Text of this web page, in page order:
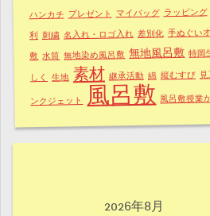
ハンカチ プレゼント マイバッグ ラッピング
利 刺繍 名入れ・ロゴ入れ 差別化 手ぬぐい
敷 水筒 無地染め風呂敷 無地風呂敷 特岡
しく 生地 素材 継承活動 綿 縦むすび
ンクジェット 風呂敷 風呂敷授業
2026年8月